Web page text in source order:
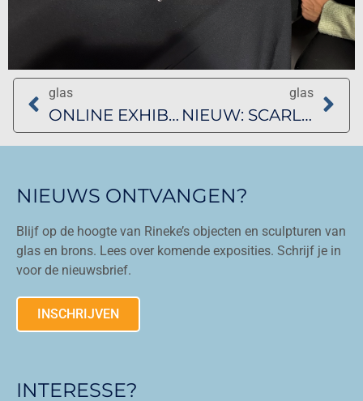
glas
ONLINE EXHIBITION BARBAGELATA EN KUNSTCOLLECTIEF
glas
NIEUW: SCARLET
NIEUWS ONTVANGEN?
Blijf op de hoogte van Rineke’s objecten en sculpturen van
glas en brons. Lees over komende exposities. Schrijf je in
voor de nieuwsbrief.
INSCHRIJVEN
INTERESSE?